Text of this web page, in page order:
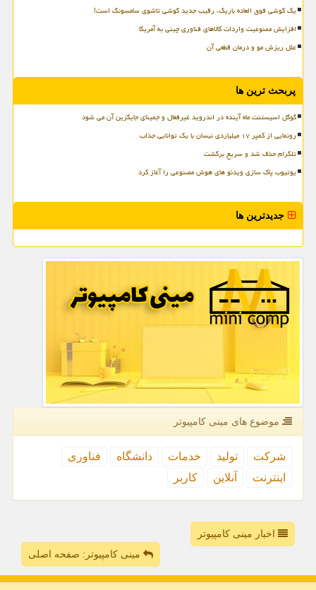
یک گوشی فوق العاده باریک، رقیب جدید گوشی تاشوی سامسونگ است!
افزایش ممنوعیت واردات کالاهای فناوری چینی به آمریکا
علل ریزش مو و درمان قطعی آن
پربحث ترین ها
گوگل اسیستنت ماه آینده در اندروید غیرفعال و جمینای جایگزین آن می شود
رونمایی از کمپر ۱۷ میلیاردی نیسان با یک توانایی جذاب
تلگرام حذف شد و سریع برگشت
یوتیوب پاک سازی ویدئو های هوش مصنوعی را آغاز کرد
جدیدترین ها
موضوع های مینی كامپیوتر
شركت تولید خدمات دانشگاه
فناوری
اینترنت
آنلاین كاربر
اخبار مینی کامپیوتر
مینی کامپیوتر: صفحه اصلی